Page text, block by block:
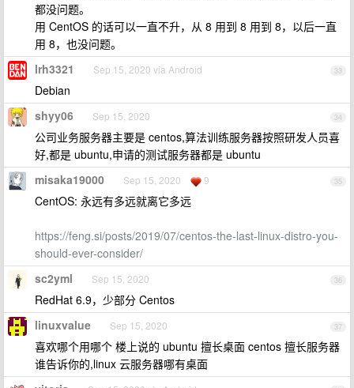
都没问题。
用 CentOS 的话可以一直不升，从 8 用到 8 用到 8，以后一直
用 8，也没问题。
33
lrh3321 Sep 15, 2020 via Android
Debian
34
shyy06 Sep 15, 2020
公司业务服务器主要是 centos,算法训练服务器按照研发人员喜
好,都是 ubuntu,申请的测试服务器都是 ubuntu
35
misaka19000 Sep 15, 2020 9
CentOS: 永远有多远就离它多远
https://feng.si/posts/2019/07/centos-the-last-linux-distro-you-
should-ever-consider/
36
sc2yml Sep 15, 2020
RedHat 6.9，少部分 Centos
37
linuxvalue Sep 15, 2020
喜欢哪个用哪个 楼上说的 ubuntu 擅长桌面 centos 擅长服务器
谁告诉你的,linux 云服务器哪有桌面